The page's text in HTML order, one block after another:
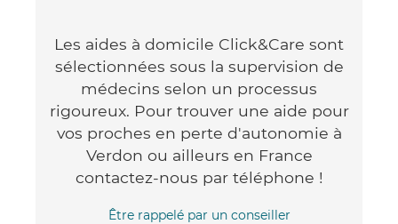
Les aides à domicile Click&Care sont
sélectionnées sous la supervision de
médecins selon un processus
rigoureux. Pour trouver une aide pour
vos proches en perte d'autonomie à
Verdon ou ailleurs en France
contactez-nous par téléphone !
Être rappelé par un conseiller